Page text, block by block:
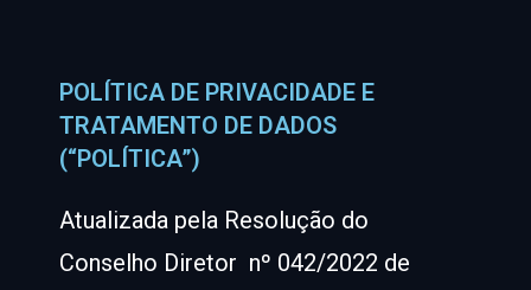
POLÍTICA DE PRIVACIDADE E
TRATAMENTO DE DADOS
(“POLÍTICA”)
Atualizada pela Resolução do
Conselho Diretor nº 042/2022 de